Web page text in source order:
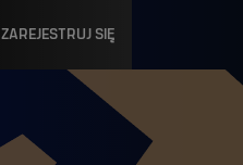
ZAREJESTRUJ SIĘ